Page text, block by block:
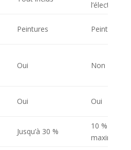
l’électricité
Peintures Peintures,
Oui Non
Oui Oui
Jusqu’à 30 %
10 %
maximum